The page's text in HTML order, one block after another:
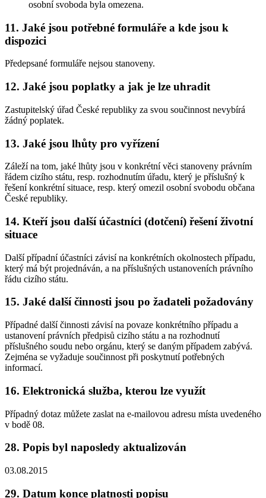
osobní svoboda byla omezena.
11. Jaké jsou potřebné formuláře a kde jsou k
dispozici
Předepsané formuláře nejsou stanoveny.
12. Jaké jsou poplatky a jak je lze uhradit
Zastupitelský úřad České republiky za svou součinnost nevybírá
žádný poplatek.
13. Jaké jsou lhůty pro vyřízení
Záleží na tom, jaké lhůty jsou v konkrétní věci stanoveny právním
řádem cizího státu, resp. rozhodnutím úřadu, který je příslušný k
řešení konkrétní situace, resp. který omezil osobní svobodu občana
České republiky.
14. Kteří jsou další účastníci (dotčení) řešení životní
situace
Další případní účastníci závisí na konkrétních okolnostech případu,
který má být projednáván, a na příslušných ustanoveních právního
řádu cizího státu.
15. Jaké další činnosti jsou po žadateli požadovány
Případné další činnosti závisí na povaze konkrétního případu a
ustanovení právních předpisů cizího státu a na rozhodnutí
příslušného soudu nebo orgánu, který se daným případem zabývá.
Zejména se vyžaduje součinnost při poskytnutí potřebných
informací.
16. Elektronická služba, kterou lze využít
Případný dotaz můžete zaslat na e-mailovou adresu místa uvedeného
v bodě 08.
28. Popis byl naposledy aktualizován
03.08.2015
29. Datum konce platnosti popisu